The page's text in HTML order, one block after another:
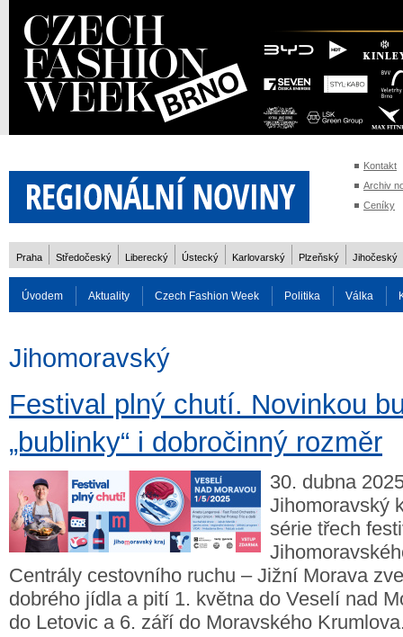
Kontakt
Archiv
Ceníky
Praha Středočeský Liberecký Ústecký Karlovarský Plzeňský Jihočeský
Úvodem Aktuality Czech Fashion Week Politika Válka
Jihomoravský
Festival plný chutí. Novinkou
„bublinky“ i dobročinný rozměr
30. dubna
Jihomoravský
série třech
Centrály cestovního ruchu – Jižní Morava
dobrého jídla a pití 1. května do Veselí nad
do Letovic a 6. září do Moravského